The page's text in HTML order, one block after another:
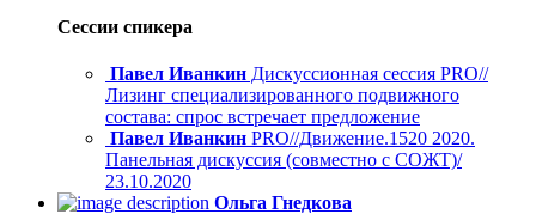
Сессии спикера
Павел Иванкин Дискуссионная сессия PRO//
Лизинг специализированного подвижного
состава: спрос встречает предложение
Павел Иванкин PRO//Движение.1520 2020.
Панельная дискуссия (совместно с СОЖТ)/
23.10.2020
Ольга Гнедкова